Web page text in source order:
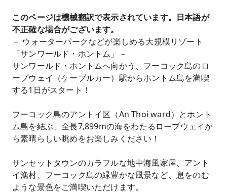
このページは機械翻訳で表示されています。日本語が
不正確な場合がございます。
－ ウォーターパークなどが楽しめる大規模リゾート
「サンワールド・ホントム」－
サンワールド・ホントムへ向かう、フーコック島のロ
ープウェイ（ケーブルカー）駅からホントム島を満喫
する1日がスタート！
フーコック島のアントイ区（An Thoi ward）とホント
ム島を結ぶ、全長7,899mの海をわたるロープウェイか
ら素晴らしい眺めをお楽しみください！
サンセットタウンのカラフルな地中海風家屋、アント
イ漁村、フーコック島の緑豊かな風景など、息をのむ
ような景色をご満喫いただけます。